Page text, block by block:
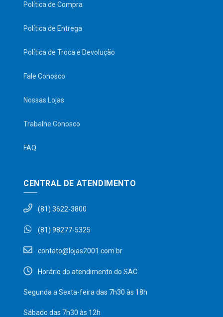
Política de Compra
Política de Entrega
Política de Troca e Devolução
Fale Conosco
Nossas Lojas
Trabalhe Conosco
FAQ
CENTRAL DE ATENDIMENTO
(81) 3622-3800
(81) 98277-5325
contato@lojas2001.com.br
Horário do atendimento do SAC
Segunda a Sexta-feira das 7h30 às 18h
Sábado das 7h30 às 12h